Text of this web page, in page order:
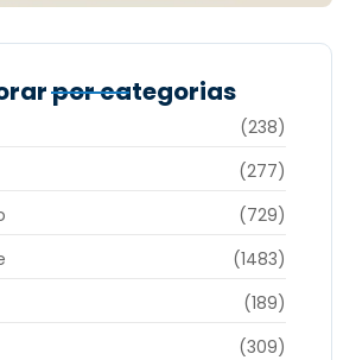
por categorias
(238)
(277)
(729)
(1483)
(189)
(309)